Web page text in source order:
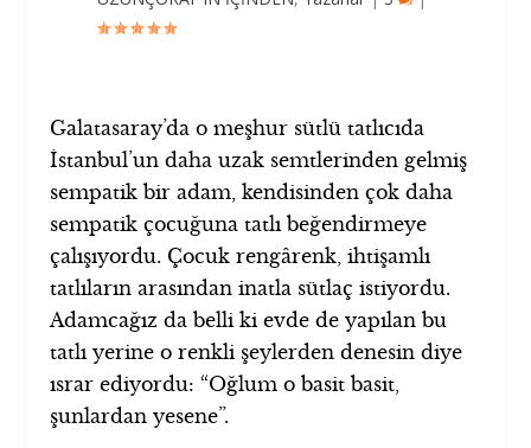
Galatasaray’da o meşhur sütlü tatlıcıda
İstanbul’un daha uzak semtlerinden gelmiş
sempatik bir adam, kendisinden çok daha
sempatik çocuğuna tatlı beğendirmeye
çalışıyordu. Çocuk rengârenk, ihtişamlı
tatlıların arasından inatla sütlaç istiyordu.
Adamcağız da belli ki evde de yapılan bu
tatlı yerine o renkli şeylerden denesin diye
ısrar ediyordu: “Oğlum o basit basit,
şunlardan yesene”.